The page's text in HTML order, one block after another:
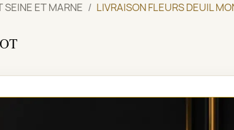
SEINE ET MARNE LIVRAISON FLEURS DEUIL